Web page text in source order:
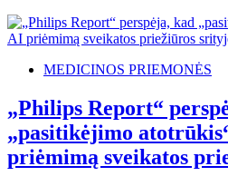
MEDICINOS PRIEMONĖS
„Philips Report“
„pasitikėjimo
priėmimą sveikatos